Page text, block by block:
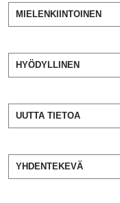
MIELENKIINTOINEN
HYÖDYLLINEN
UUTTA TIETOA
YHDENTEKEVÄ